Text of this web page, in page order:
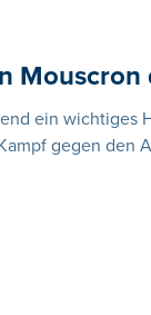
ein wichtiges
gegen den